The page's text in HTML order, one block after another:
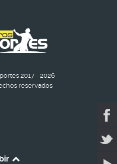
2017 - 2026
reservados